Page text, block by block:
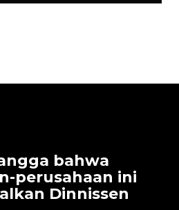
bahwa
perusahaan ini
Dinnissen